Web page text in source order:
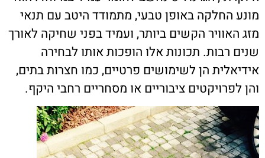
מונע החלקה באופן טבעי, מתמודד היטב עם תנאי
מזג האוויר הקשים ביותר, ועמיד בפני שחיקה לאורך
שנים רבות. תכונות אלו הופכות אותו לבחירה
אידיאלית הן לשימושים פרטיים, כמו חצרות בתים,
והן לפרויקטים ציבוריים או מסחריים רחבי היקף.